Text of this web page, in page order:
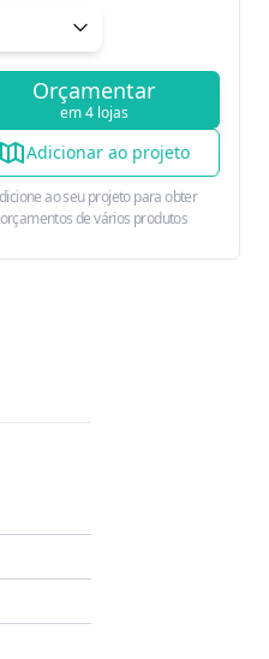
Orçamentar
em 4 lojas
Adicionar ao projeto
ao seu projeto para obter
orçamentos de vários produtos